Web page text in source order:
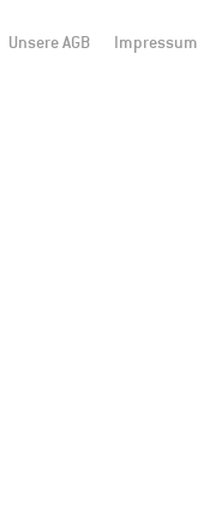
Unsere AGB Impressum